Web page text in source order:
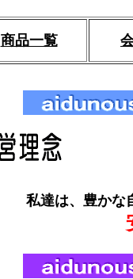
私達は、豊かな
商品一覧